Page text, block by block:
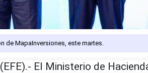
de MapaInversiones, este martes.
El Ministerio de